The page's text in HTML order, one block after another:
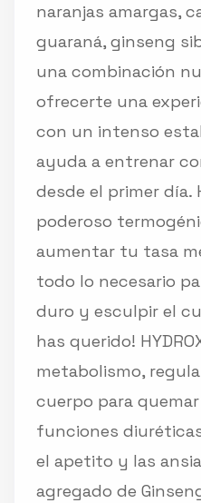
naranjas amargas,
guaraná, ginseng
una combinación
ofrecerte una
con un intenso
ayuda a entrenar
desde el primer día.
poderoso
aumentar tu tasa
todo lo necesario
duro y esculpir el
has querido!
metabolismo,
cuerpo para
funciones
el apetito y las
agregado de